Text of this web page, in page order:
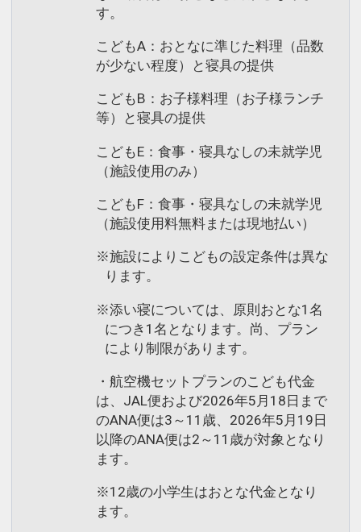
す。
こどもA：おとなに準じた料理（品数
が少ない程度）と寝具の提供
こどもB：お子様料理（お子様ランチ
等）と寝具の提供
こどもE：食事・寝具なしの未就学児
（施設使用のみ）
こどもF：食事・寝具なしの未就学児
（施設使用料無料または現地払い）
※施設によりこどもの設定条件は異な
ります。
※添い寝については、原則おとな1名
につき1名となります。尚、プラン
により制限があります。
・航空機セットプランのこども代金
は、JAL便および2026年5月18日まで
のANA便は3～11歳、2026年5月19日
以降のANA便は2～11歳が対象となり
ます。
※12歳の小学生はおとな代金となり
ます。